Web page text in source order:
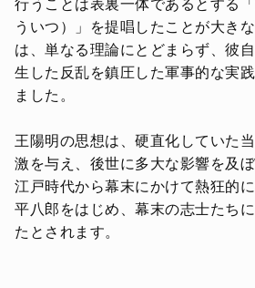
行うことは表裏一体であるとする
ういつ）」を提唱したことが大き
は、単なる理論にとどまらず、彼
生した反乱を鎮圧した軍事的な実
ました。
王陽明の思想は、硬直化していた
激を与え、後世に多大な影響を及
江戸時代から幕末にかけて熱狂的
平八郎をはじめ、幕末の志士たち
たとされます。